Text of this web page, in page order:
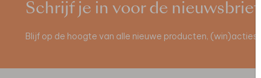
Schrijf je in voor de nieuwsbrief
Blijf op de hoogte van alle nieuwe producten, (win)acties